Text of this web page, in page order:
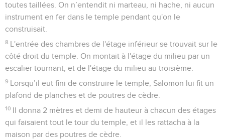
toutes taillées. On n’entendit ni marteau, ni hache, ni aucun
instrument en fer dans le temple pendant qu'on le
construisait.
8 L'entrée des chambres de l'étage inférieur se trouvait sur le
côté droit du temple. On montait à l'étage du milieu par un
escalier tournant, et de l'étage du milieu au troisième.
9 Lorsqu’il eut fini de construire le temple, Salomon lui fit un
plafond de planches et de poutres de cèdre.
10 Il donna 2 mètres et demi de hauteur à chacun des étages
qui faisaient tout le tour du temple, et il les rattacha à la
maison par des poutres de cèdre.